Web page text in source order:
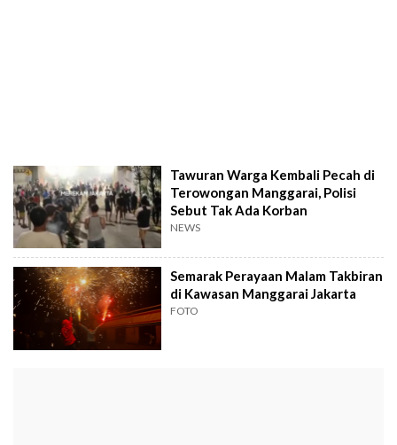
Tawuran Warga Kembali Pecah di
Terowongan Manggarai, Polisi
Sebut Tak Ada Korban
NEWS
Semarak Perayaan Malam Takbiran
di Kawasan Manggarai Jakarta
FOTO